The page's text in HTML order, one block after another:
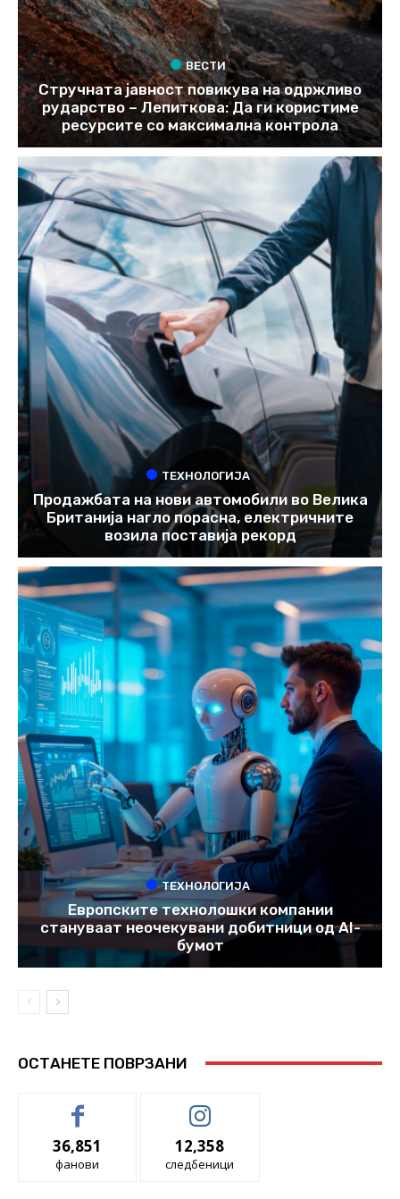
ВЕСТИ
Стручната јавност повикува на одржливо
рударство – Лепиткова: Да ги користиме
ресурсите со максимална контрола
ТЕХНОЛОГИЈА
Продажбата на нови автомобили во Велика
Британија нагло порасна, електричните
возила поставија рекорд
ТЕХНОЛОГИЈА
Европските технолошки компании
стануваат неочекувани добитници од AI-
бумот
ОСТАНЕТЕ ПОВРЗАНИ
36,851
фанови
12,358
следбеници